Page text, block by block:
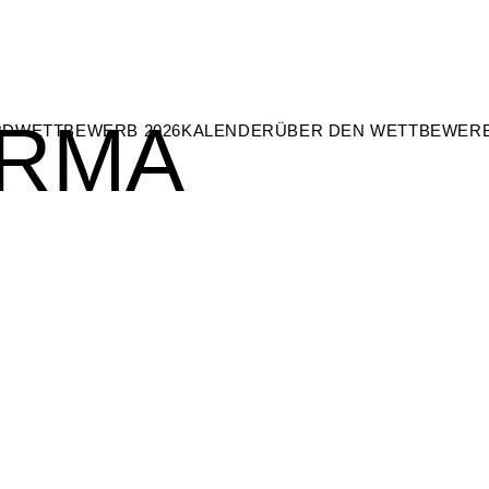
WETTBEWERB 2026KALENDERÜBER DEN